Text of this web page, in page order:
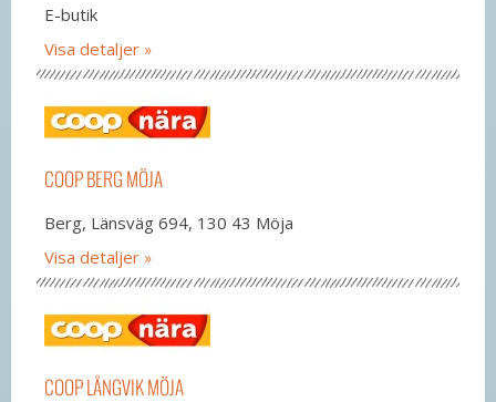
E-butik
Visa detaljer
COOP BERG MÖJA
Berg, Länsväg 694, 130 43 Möja
Visa detaljer
COOP LÅNGVIK MÖJA